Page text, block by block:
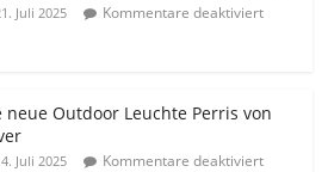
Juli 2025 Kommentare deaktiviert
neue Outdoor Leuchte Perris von
Juli 2025 Kommentare deaktiviert